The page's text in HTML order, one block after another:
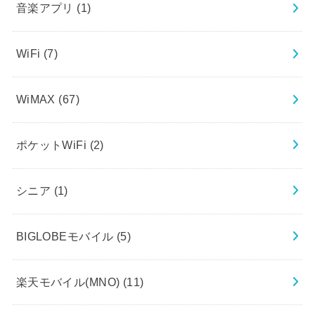
音楽アプリ (1)
WiFi (7)
WiMAX (67)
ポケットWiFi (2)
シニア (1)
BIGLOBEモバイル (5)
楽天モバイル(MNO) (11)